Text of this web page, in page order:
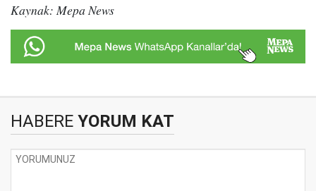
Kaynak: Mepa News
HABERE YORUM KAT